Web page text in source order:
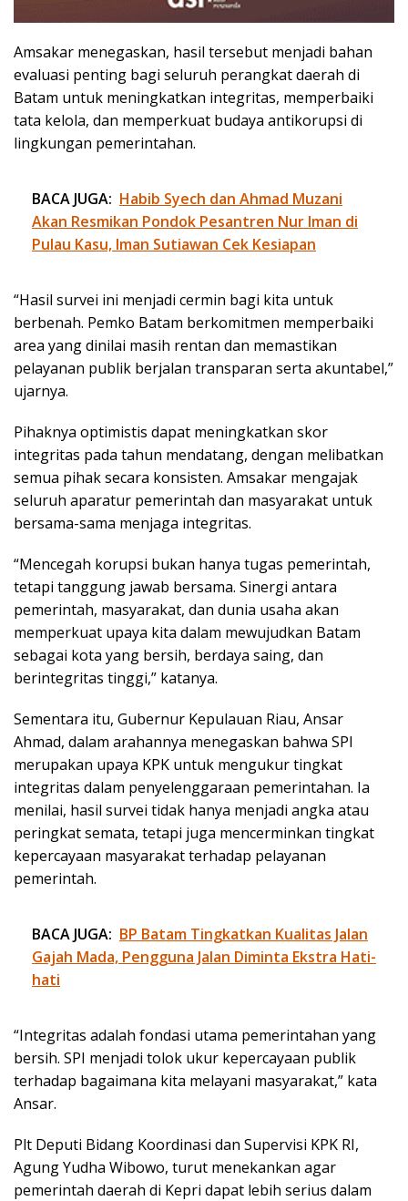
Amsakar menegaskan, hasil tersebut menjadi bahan
evaluasi penting bagi seluruh perangkat daerah di
Batam untuk meningkatkan integritas, memperbaiki
tata kelola, dan memperkuat budaya antikorupsi di
lingkungan pemerintahan.
BACA JUGA: Habib Syech dan Ahmad Muzani
Akan Resmikan Pondok Pesantren Nur Iman di
Pulau Kasu, Iman Sutiawan Cek Kesiapan
“Hasil survei ini menjadi cermin bagi kita untuk
berbenah. Pemko Batam berkomitmen memperbaiki
area yang dinilai masih rentan dan memastikan
pelayanan publik berjalan transparan serta akuntabel,”
ujarnya.
Pihaknya optimistis dapat meningkatkan skor
integritas pada tahun mendatang, dengan melibatkan
semua pihak secara konsisten. Amsakar mengajak
seluruh aparatur pemerintah dan masyarakat untuk
bersama-sama menjaga integritas.
“Mencegah korupsi bukan hanya tugas pemerintah,
tetapi tanggung jawab bersama. Sinergi antara
pemerintah, masyarakat, dan dunia usaha akan
memperkuat upaya kita dalam mewujudkan Batam
sebagai kota yang bersih, berdaya saing, dan
berintegritas tinggi,” katanya.
Sementara itu, Gubernur Kepulauan Riau, Ansar
Ahmad, dalam arahannya menegaskan bahwa SPI
merupakan upaya KPK untuk mengukur tingkat
integritas dalam penyelenggaraan pemerintahan. Ia
menilai, hasil survei tidak hanya menjadi angka atau
peringkat semata, tetapi juga mencerminkan tingkat
kepercayaan masyarakat terhadap pelayanan
pemerintah.
BACA JUGA: BP Batam Tingkatkan Kualitas Jalan
Gajah Mada, Pengguna Jalan Diminta Ekstra Hati-
hati
“Integritas adalah fondasi utama pemerintahan yang
bersih. SPI menjadi tolok ukur kepercayaan publik
terhadap bagaimana kita melayani masyarakat,” kata
Ansar.
Plt Deputi Bidang Koordinasi dan Supervisi KPK RI,
Agung Yudha Wibowo, turut menekankan agar
pemerintah daerah di Kepri dapat lebih serius dalam